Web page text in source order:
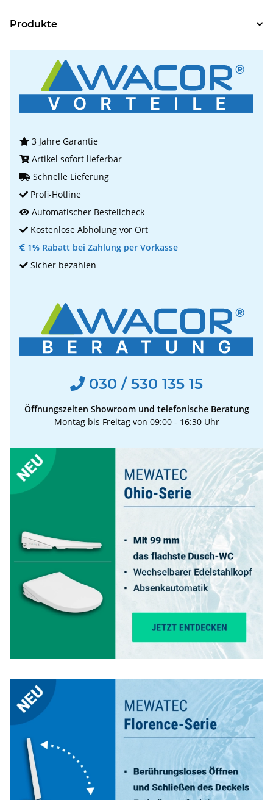
Produkte
3 Jahre Garantie
Artikel sofort lieferbar
Schnelle Lieferung
Profi-Hotline
Automatischer Bestellcheck
Kostenlose Abholung vor Ort
1% Rabatt bei Zahlung per Vorkasse
Sicher bezahlen
030 / 530 135 15
Öffnungszeiten Showroom und telefonische Beratung
Montag bis Freitag von 09:00 - 16:30 Uhr